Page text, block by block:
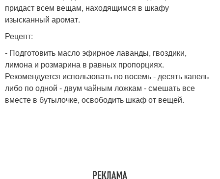
придаст всем вещам, находящимся в шкафу
изысканный аромат.
Рецепт:
- Подготовить масло эфирное лаванды, гвоздики,
лимона и розмарина в равных пропорциях.
Рекомендуется использовать по восемь - десять капель
либо по одной - двум чайным ложкам - смешать все
вместе в бутылочке, освободить шкаф от вещей.